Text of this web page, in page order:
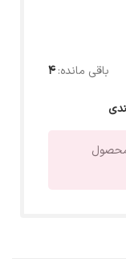
باقی مانده:4
محصول